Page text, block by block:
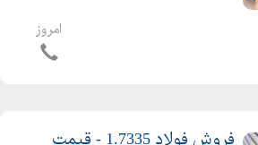
در ساخت انواع بولیرها و ساخت قطعات
مکانیکی صنایع پیچ و مهر سازی قطعات
امروز